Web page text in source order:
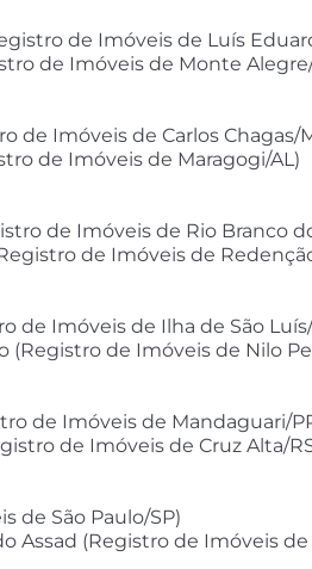
de Imóveis de Luís
de Imóveis de Monte
de Imóveis de Carlos Chagas/
de Imóveis de Maragogi/AL)
de Imóveis de Rio Branco
de Imóveis de
de Imóveis de Ilha de São
(Registro de Imóveis de Nilo
de Imóveis de Mandaguari/
de Imóveis de Cruz Alta/
de São Paulo/SP)
Assad (Registro de Imóveis